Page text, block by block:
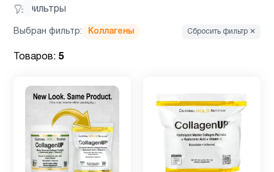
Фильтры
беременных
младенцев
Для
похудения
3
Железо 1
Выбран фильтр: Коллагены Сбросить фильтр ✕
Товаров: 5